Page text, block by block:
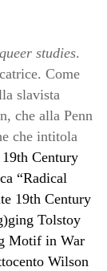
queer studies.
Come
slavista
che alla Penn
che intitola
Century
“Radical
19th Century
Tolstoy
Motif in War
Wilson